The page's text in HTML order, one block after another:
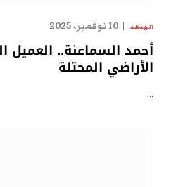
الهدهد 10 نوفمبر، 2025
أحمد السماعنة..
الأراضي المحتلة
…